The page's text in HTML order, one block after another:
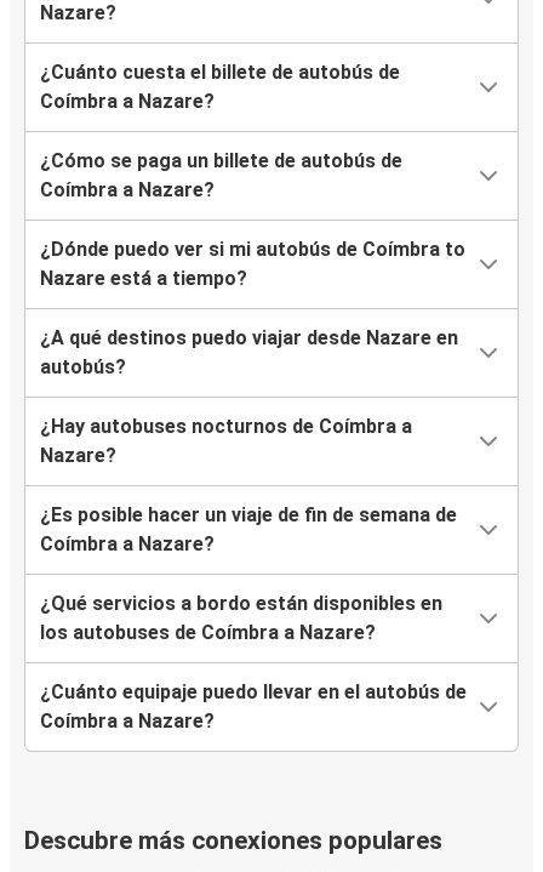
Nazare?
¿Cuánto cuesta el billete de autobús de
Coímbra a Nazare?
¿Cómo se paga un billete de autobús de
Coímbra a Nazare?
¿Dónde puedo ver si mi autobús de Coímbra to
Nazare está a tiempo?
¿A qué destinos puedo viajar desde Nazare en
autobús?
¿Hay autobuses nocturnos de Coímbra a
Nazare?
¿Es posible hacer un viaje de fin de semana de
Coímbra a Nazare?
¿Qué servicios a bordo están disponibles en
los autobuses de Coímbra a Nazare?
¿Cuánto equipaje puedo llevar en el autobús de
Coímbra a Nazare?
Descubre más conexiones populares